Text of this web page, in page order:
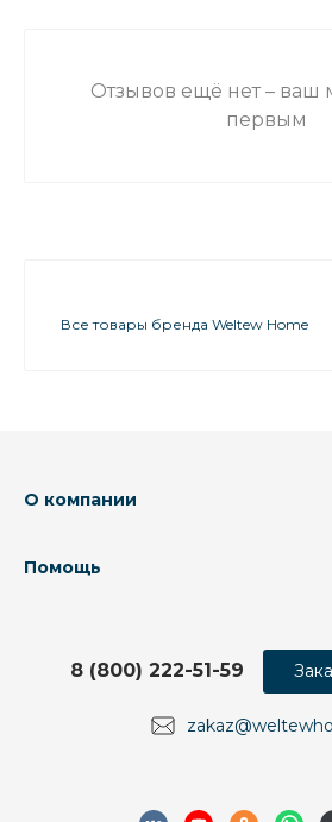
Отзывов ещё нет – ваш
первым
Все товары бренда Weltew Home
О компании
Помощь
8 (800) 222-51-59